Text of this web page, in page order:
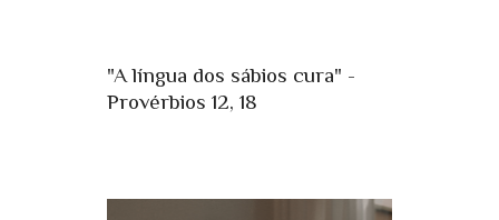
"A língua dos sábios cura" -
Provérbios 12, 18